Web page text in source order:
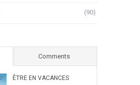
(90)
Comments
ÊTRE EN VACANCES